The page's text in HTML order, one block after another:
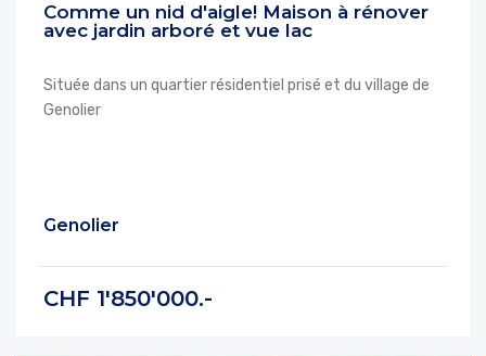
Comme un nid d'aigle! Maison à rénover
avec jardin arboré et vue lac
Située dans un quartier résidentiel prisé et du village de
Genolier
Genolier
CHF 1'850'000.-